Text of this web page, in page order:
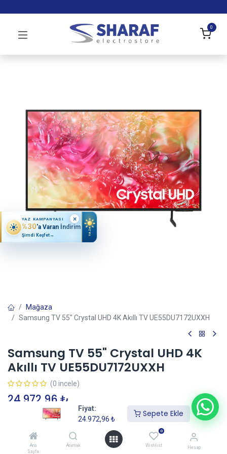
Fiyat:
24.972,96 ₺
Sepete Ekle
Ana
Sayfa
Aramak
0
Wishlist Hesap
0
Mağaza
Samsung TV 55" Crystal UHD 4K Akıllı TV UE55DU7172UXXH
Samsung TV 55" Crystal UHD 4K
Akıllı TV UE55DU7172UXXH
(0 incele)
24.972,96 ₺
Sepete Ekle
YAZ KAMPANYASI
%30'a Varan İndirim
Şimdi Keşfet→ YAZ
×